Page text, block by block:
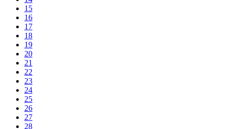
15
16
17
18
19
20
21
22
23
24
25
26
27
28